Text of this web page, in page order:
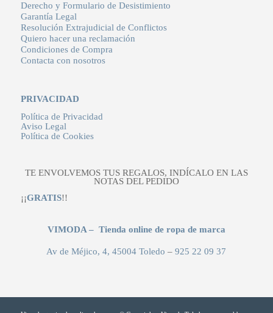
Derecho y Formulario de Desistimiento
Garantía Legal
Resolución Extrajudicial de Conflictos
Quiero hacer una reclamación
Condiciones de Compra
Contacta con nosotros
PRIVACIDAD
Política de Privacidad
Aviso Legal
Política de Cookies
TE ENVOLVEMOS TUS REGALOS, INDÍCALO EN LAS
NOTAS DEL PEDIDO
¡¡GRATIS!!
VIMODA – Tienda online de ropa de marca
Av de Méjico, 4, 45004 Toledo –925 22 09 37